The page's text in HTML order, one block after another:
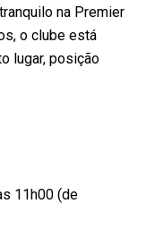
na Premier
o clube está
lugar, posição
11h00 (de